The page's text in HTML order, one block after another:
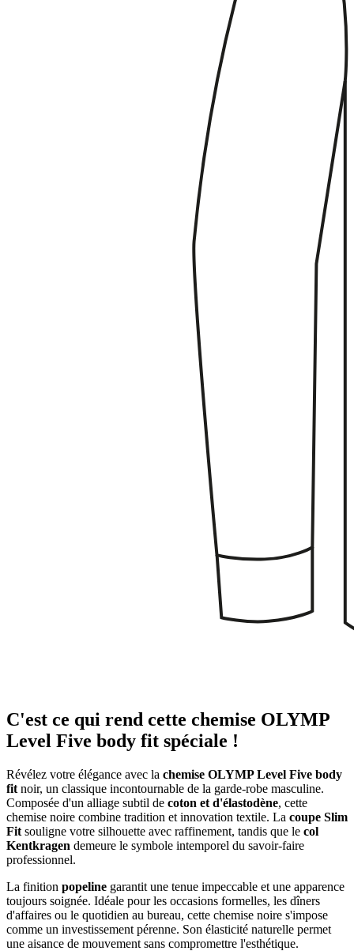
C'est ce qui rend cette chemise OLYMP
Level Five body fit spéciale !
Révélez votre élégance avec la chemise OLYMP Level Five body
fit noir, un classique incontournable de la garde-robe masculine.
Composée d'un alliage subtil de coton et d'élastodène, cette
chemise noire combine tradition et innovation textile. La coupe Slim
Fit souligne votre silhouette avec raffinement, tandis que le col
Kentkragen demeure le symbole intemporel du savoir-faire
professionnel.
La finition popeline garantit une tenue impeccable et une apparence
toujours soignée. Idéale pour les occasions formelles, les dîners
d'affaires ou le quotidien au bureau, cette chemise noire s'impose
comme un investissement pérenne. Son élasticité naturelle permet
une aisance de mouvement sans compromettre l'esthétique.